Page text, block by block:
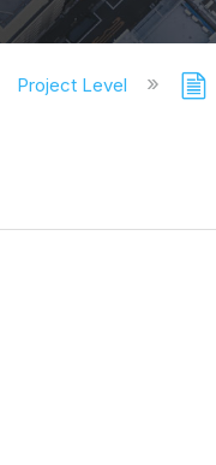
Project Level